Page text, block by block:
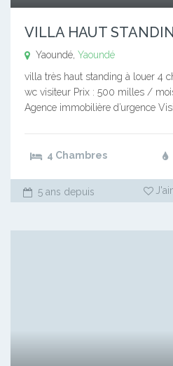
VILLA HAUT
Yaoundé, Yaoundé
villa très haut standing à louer 4
wc visiteur Prix : 500 milles /
Agence immobilière d’urgence
4 Chambres
5 ans depuis